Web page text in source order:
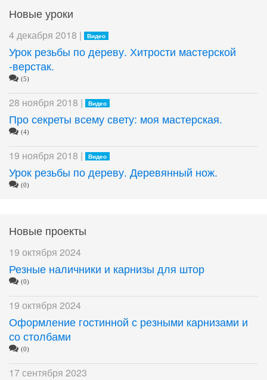
Новые уроки
4 декабря 2018 | Видео
Урок резьбы по дереву. Хитрости мастерской
-верстак.
(5)
28 ноября 2018 | Видео
Про секреты всему свету: моя мастерская.
(4)
19 ноября 2018 | Видео
Урок резьбы по дереву. Деревянный нож.
(0)
Новые проекты
19 октября 2024
Резные наличники и карнизы для штор
(0)
19 октября 2024
Оформление гостинной с резными карнизами и
со столбами
(0)
17 сентября 2023